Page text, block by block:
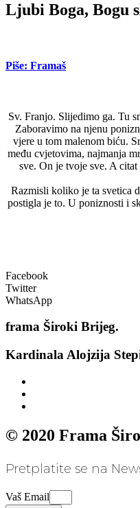
Ljubi Boga, Bogu
Piše: Framaš
Sv. Franjo. Slijedimo ga. Tu
Zaboravimo na njenu
vjere u tom malenom biću.
među cvjetovima, najmanja
sve. On je tvoje sve. A
Razmisli koliko je ta svetica
postigla je to. U poniznosti i
Facebook
Twitter
WhatsApp
frama Široki Brijeg.
Kardinala Alojzija
© 2020 Frama
Pretplatite se na
Vaš Email